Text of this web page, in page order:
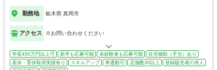
勤務地 栃木県 真岡市
アクセス ※お問い合わせください
年収450万円以上可 新卒も応募可能 未経験者も応募可能
住宅補助（手当）あり
産休・育休取得実績有り
スキルアップ 車通勤可 店舗数30以上
登録販売者の求人